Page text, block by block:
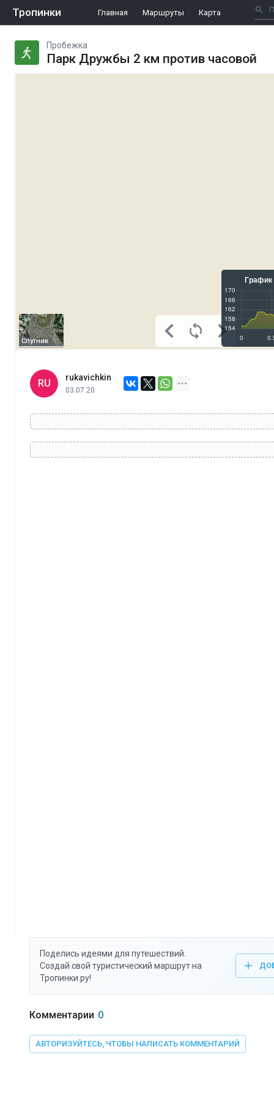
Тропинки Главная Маршруты Карта
Пробежка
Парк Дружбы 2 км против часовой
Спутник
RU
rukavichkin
03.07.20
Поделись идеями для путешествий.
Создай свой туристический маршрут на
Тропинки.ру!
Комментарии 0
АВТОРИЗУЙТЕСЬ, ЧТОБЫ НАПИСАТЬ КОММЕНТАРИЙ